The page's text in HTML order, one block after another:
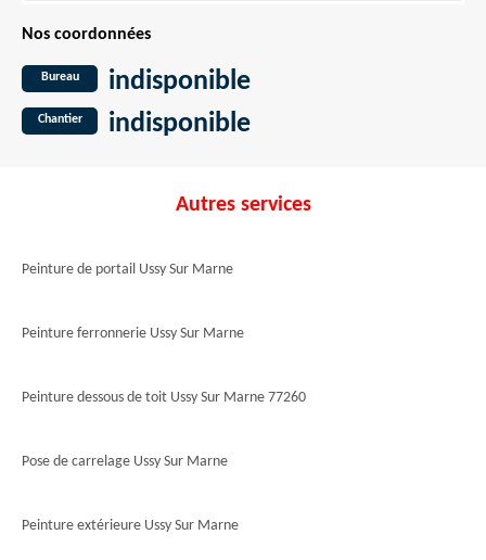
Nos coordonnées
Bureau indisponible
Chantier indisponible
Autres services
Peinture de portail Ussy Sur Marne
Peinture ferronnerie Ussy Sur Marne
Peinture dessous de toit Ussy Sur Marne 77260
Pose de carrelage Ussy Sur Marne
Peinture extérieure Ussy Sur Marne